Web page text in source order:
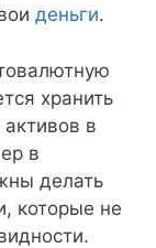
деньги.
хранить
в
в
делать
которые не